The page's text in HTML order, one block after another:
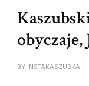
obyczaje,
BY INSTAKASZUBKA